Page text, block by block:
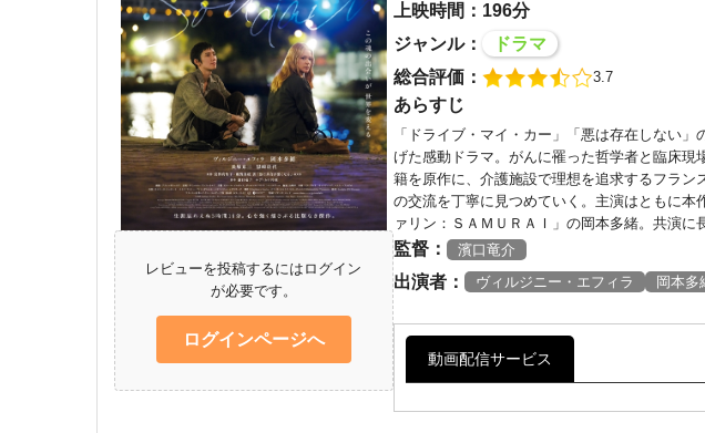
レビューを投稿するにはログイン
が必要です。
ログインページへ
上映時間：196分
ジャンル：
ドラマ
総合評価：
3.7
あらすじ
「ドライブ・マイ・カー」「悪は存在しない
げた感動ドラマ。がんに罹った哲学者と臨床
籍を原作に、介護施設で理想を追求するフラ
の交流を丁寧に見つめていく。主演はともに
ァリン：ＳＡＭＵＲＡＩ」の岡本多緒。共演に
監督： 濱口竜介
出演者： ヴィルジニー・エフィラ 岡本多
動画配信サービス